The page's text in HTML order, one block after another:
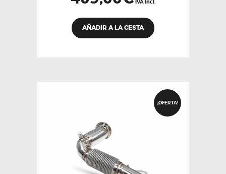
IVA incl.
AÑADIR A LA CESTA
¡OFERTA!